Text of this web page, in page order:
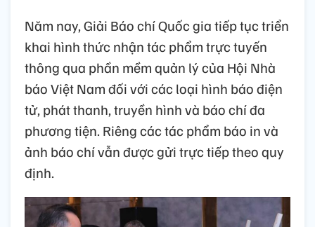
Năm nay, Giải Báo chí Quốc gia tiếp tục triển
khai hình thức nhận tác phẩm trực tuyến
thông qua phần mềm quản lý của Hội Nhà
báo Việt Nam đối với các loại hình báo điện
tử, phát thanh, truyền hình và báo chí đa
phương tiện. Riêng các tác phẩm báo in và
ảnh báo chí vẫn được gửi trực tiếp theo quy
định.